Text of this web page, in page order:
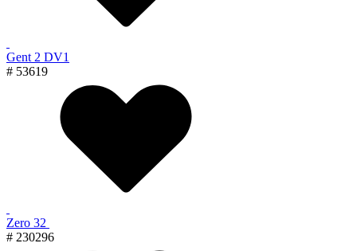
Gent 2 DV1
# 53619
Zero 32
# 230296